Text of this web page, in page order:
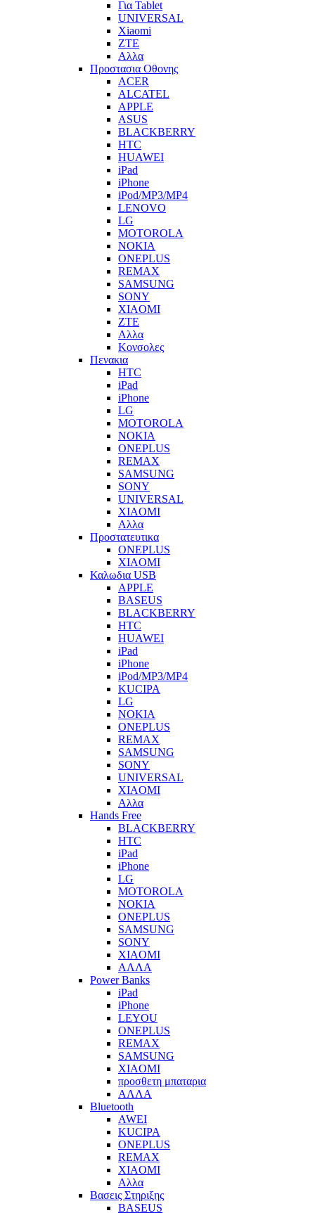
Για Tablet
UNIVERSAL
Xiaomi
ZTE
Αλλα
Προστασια Οθονης
ACER
ALCATEL
APPLE
ASUS
BLACKBERRY
HTC
HUAWEI
iPad
iPhone
iPod/MP3/MP4
LENOVO
LG
MOTOROLA
NOKIA
ONEPLUS
REMAX
SAMSUNG
SONY
XIAOMI
ZTE
Αλλα
Κονσολες
Πενακια
HTC
iPad
iPhone
LG
MOTOROLA
NOKIA
ONEPLUS
REMAX
SAMSUNG
SONY
UNIVERSAL
XIAOMI
Αλλα
Προστατευτικα
ONEPLUS
XIAOMI
Καλωδια USB
APPLE
BASEUS
BLACKBERRY
HTC
HUAWEI
iPad
iPhone
iPod/MP3/MP4
KUCIPA
LG
NOKIA
ONEPLUS
REMAX
SAMSUNG
SONY
UNIVERSAL
XIAOMI
Αλλα
Hands Free
BLACKBERRY
HTC
iPad
iPhone
LG
MOTOROLA
NOKIA
ONEPLUS
SAMSUNG
SONY
XIAOMI
ΑΛΛΑ
Power Banks
iPad
iPhone
LEYOU
ONEPLUS
REMAX
SAMSUNG
XIAOMI
προσθετη μπαταρια
ΑΛΛΑ
Bluetooth
AWEI
KUCIPA
ONEPLUS
REMAX
XIAOMI
Αλλα
Βασεις Στηριξης
BASEUS